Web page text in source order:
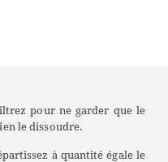
pour ne garder que le
le dissoudre.
à quantité égale le